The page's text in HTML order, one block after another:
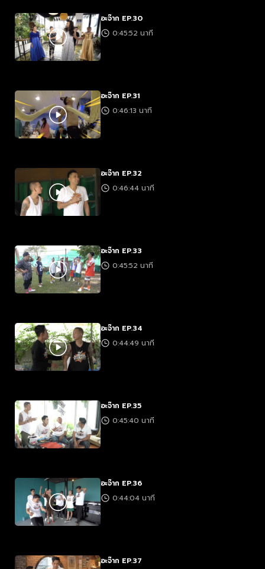
อะจ๊าก EP.30
0:45:52 นาที
อะจ๊าก EP.31
0:46:13 นาที
อะจ๊าก EP.32
0:46:44 นาที
อะจ๊าก EP.33
0:45:52 นาที
อะจ๊าก EP.34
0:44:49 นาที
อะจ๊าก EP.35
0:45:40 นาที
อะจ๊าก EP.36
0:44:04 นาที
อะจ๊าก EP.37